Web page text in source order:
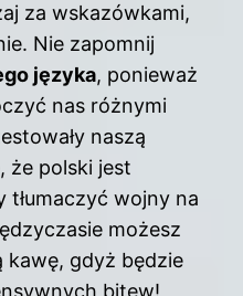
za wskazówkami,
Nie zapomnij
języka, ponieważ
nas różnymi
naszą
że polski jest
tłumaczyć wojny na
możesz
kawę, gdyż będzie
bitew!